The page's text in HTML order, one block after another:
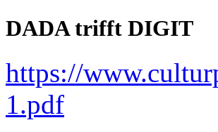
DADA trifft DIGIT
https://
1.pdf